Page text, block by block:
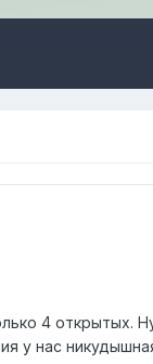
4 открытых.
у нас